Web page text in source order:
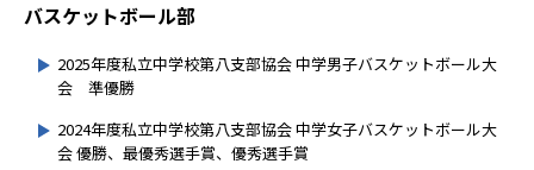
バスケットボール部
2025年度私立中学校第八支部協会 中学男子バスケットボール大
会 準優勝
2024年度私立中学校第八支部協会 中学女子バスケットボール大
会 優勝、最優秀選手賞、優秀選手賞